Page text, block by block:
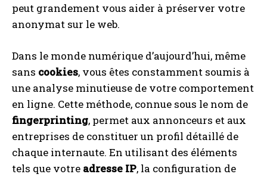
peut grandement vous aider à préserver votre
anonymat sur le web.
Dans le monde numérique d’aujourd’hui, même
sans cookies, vous êtes constamment soumis à
une analyse minutieuse de votre comportement
en ligne. Cette méthode, connue sous le nom de
fingerprinting, permet aux annonceurs et aux
entreprises de constituer un profil détaillé de
chaque internaute. En utilisant des éléments
tels que votre adresse IP, la configuration de